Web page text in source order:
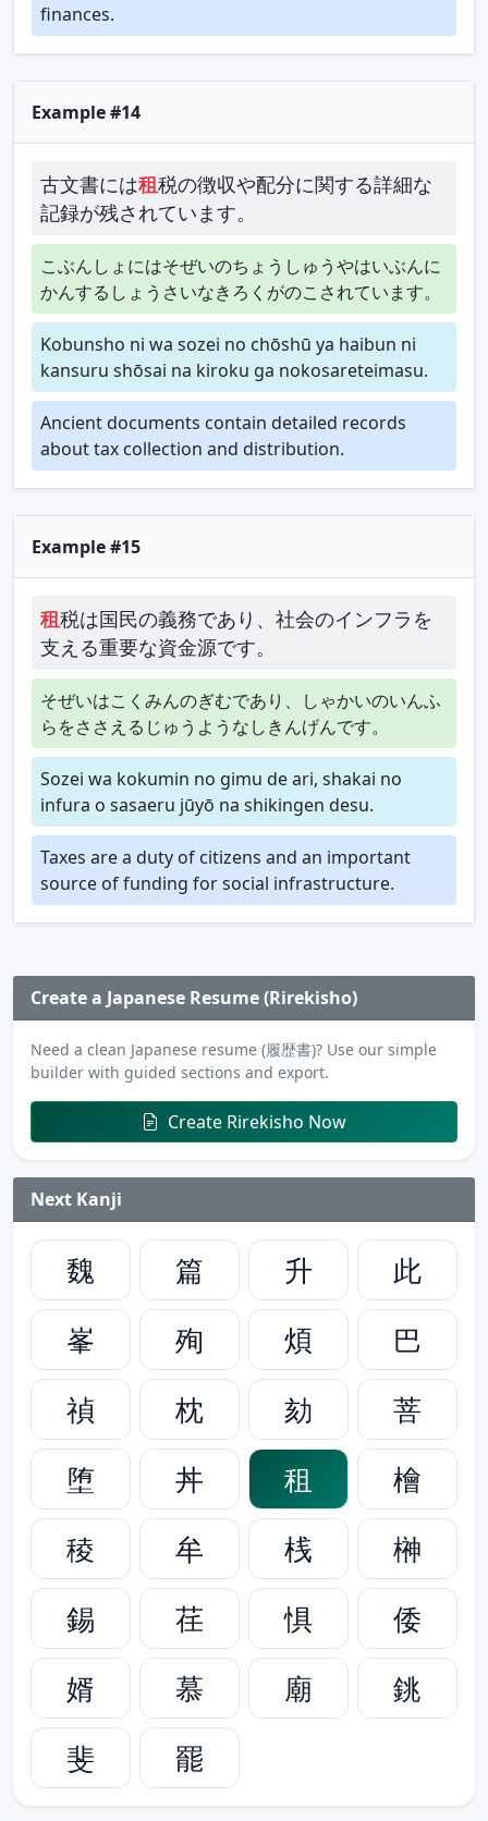
finances.
Example #14
古文書には租税の徴収や配分に関する詳細な
記録が残されています。
こぶんしょにはそぜいのちょうしゅうやはいぶんに
かんするしょうさいなきろくがのこされています。
Kobunsho ni wa sozei no chōshū ya haibun ni
kansuru shōsai na kiroku ga nokosareteimasu.
Ancient documents contain detailed records
about tax collection and distribution.
Example #15
租税は国民の義務であり、社会のインフラを
支える重要な資金源です。
そぜいはこくみんのぎむであり、しゃかいのいんふ
らをささえるじゅうようなしきんげんです。
Sozei wa kokumin no gimu de ari, shakai no
infura o sasaeru jūyō na shikingen desu.
Taxes are a duty of citizens and an important
source of funding for social infrastructure.
Create a Japanese Resume (Rirekisho)
Need a clean Japanese resume (履歴書)? Use our simple
builder with guided sections and export.
Create Rirekisho Now
Next Kanji
魏 篇 升
此
峯
殉 煩
巴
禎
枕 劾
菩
堕
丼 租
檜
稜
牟 桟
榊
錫
荏 惧
倭
婿
慕 廟
銚
斐
罷